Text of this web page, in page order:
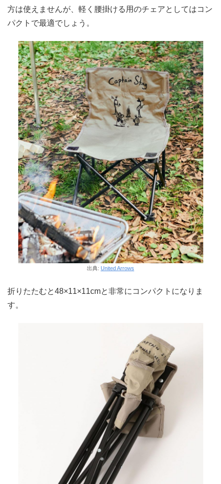
方は使えませんが、軽く腰掛ける用のチェアとしてはコン
パクトで最適でしょう。
出典: United Arrows
折りたたむと48×11×11cmと非常にコンパクトになりま
す。